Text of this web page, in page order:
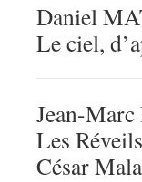
Daniel
Le ciel,
Jean-
Les
César